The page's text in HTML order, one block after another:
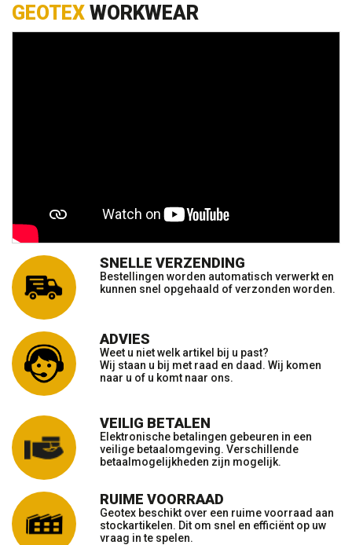
GEOTEX WORKWEAR
SNELLE VERZENDING
Bestellingen worden automatisch verwerkt en
kunnen snel opgehaald of verzonden worden.
ADVIES
Weet u niet welk artikel bij u past?
Wij staan u bij met raad en daad. Wij komen
naar u of u komt naar ons.
VEILIG BETALEN
Elektronische betalingen gebeuren in een
veilige betaalomgeving. Verschillende
betaalmogelijkheden zijn mogelijk.
RUIME VOORRAAD
Geotex beschikt over een ruime voorraad aan
stockartikelen. Dit om snel en efficiënt op uw
vraag in te spelen.